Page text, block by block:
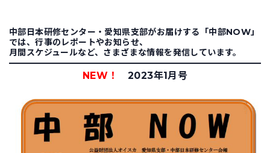
中部日本研修センター・愛知県支部がお届けする「中部NOW」
では、行事のレポートやお知らせ、
月間スケジュールなど、さまざまな情報を発信しています。
NEW！ 2023年1月号